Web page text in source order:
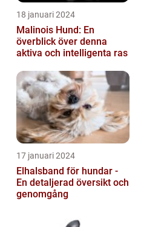
18 januari 2024
Malinois Hund: En
överblick över denna
aktiva och intelligenta ras
17 januari 2024
Elhalsband för hundar -
En detaljerad översikt och
genomgång